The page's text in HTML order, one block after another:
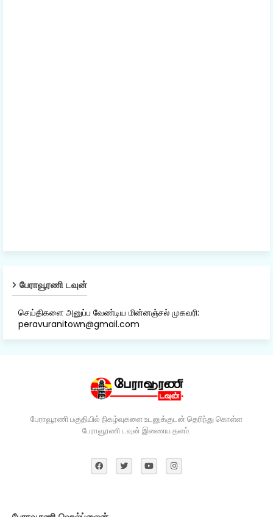
பேராவூரணி டவுன்
செய்திகளை அனுப்ப வேண்டிய மின்னஞ்சல் முகவரி:
peravuranitown@gmail.com
பேராவூரணி பகுதியில் நிகழ்வுகளை உடனுக்குடன் தெரிந்து கொள்ள
பேராவூரணி டவுன் இணைய தளம்.